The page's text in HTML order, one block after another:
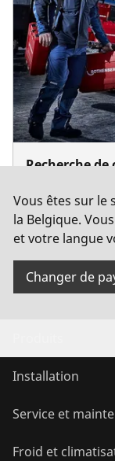
Entreprise et
Recherche
près de chez
recherche de
Vous êtes sur le
la Belgique.
et votre langue
Changer de
Installation
Service et
Froid et